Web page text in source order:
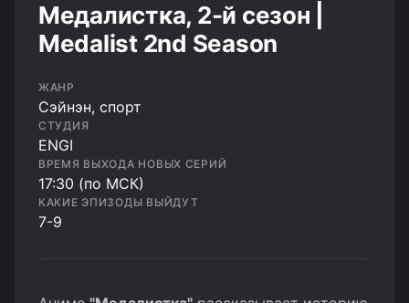
Медалистка, 2-й сезон |
Medalist 2nd Season
ЖАНР
Cэйнэн, спорт
СТУДИЯ
ENGI
ВРЕМЯ ВЫХОДА НОВЫХ СЕРИЙ
17:30 (по МСК)
КАКИЕ ЭПИЗОДЫ ВЫЙДУТ
7-9